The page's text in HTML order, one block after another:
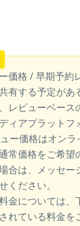
価格 / 早期予約
有する予定があ
レビューベー
ィアプラット
ー価格はオンラ
常価格をご希
合は、メッセ
ください。
金については、
れている料金を